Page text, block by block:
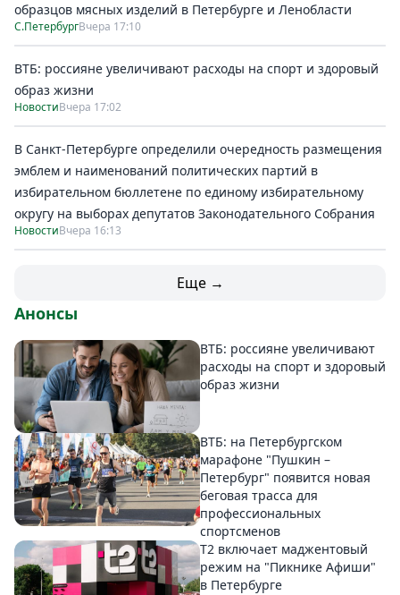
образцов мясных изделий в Петербурге и Ленобласти
С.ПетербургВчера 17:10
ВТБ: россияне увеличивают расходы на спорт и здоровый
образ жизни
НовостиВчера 17:02
В Санкт-Петербурге определили очередность размещения
эмблем и наименований политических партий в
избирательном бюллетене по единому избирательному
округу на выборах депутатов Законодательного Собрания
НовостиВчера 16:13
Еще →
Анонсы
ВТБ: россияне увеличивают
расходы на спорт и здоровый
образ жизни
ВТБ: на Петербургском
марафоне "Пушкин –
Петербург" появится новая
беговая трасса для
профессиональных
спортсменов
Т2 включает маджентовый
режим на "Пикнике Афиши"
в Петербурге